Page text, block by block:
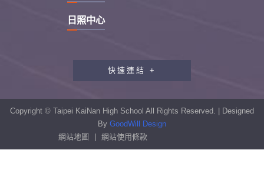
日照中心
快速連結 +
教職員工研習專區
性別平等教育專區
Copyright © Taipei KaiNan High School All Rights Reserved. | Designed
By GoodWill Design
網站地圖
網站使用條款